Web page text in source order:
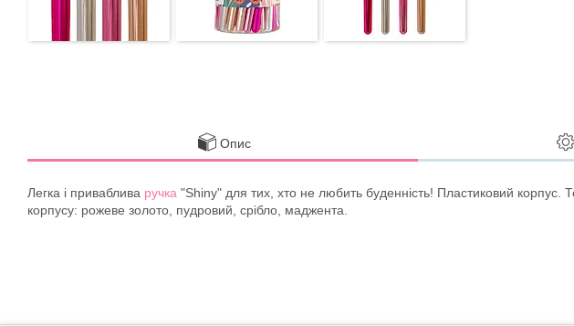
Опис
Легка і приваблива ручка "Shiny" для тих, хто не любить буденність! Пластиковий корпус.
корпусу: рожеве золото, пудровий, срібло, маджента.